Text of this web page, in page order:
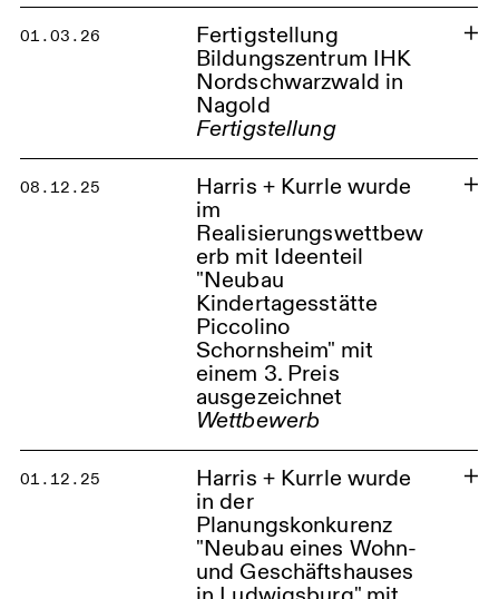
Rathaus Markt Mering
01.03.26
Fertigstellung
Bildungszentrum IHK
Nordschwarzwald in
Nagold
Fertigstellung
Bildungszentrum IHK Nagold
08.12.25
Harris + Kurrle wurde
im
Realisierungswettbew
erb mit Ideenteil
"Neubau
Kindertagesstätte
Piccolino
Schornsheim" mit
einem 3. Preis
ausgezeichnet
Wettbewerb
Kindertagesstätte Schornsheim
01.12.25
Harris + Kurrle wurde
in der
Planungskonkurenz
"Neubau eines Wohn-
und Geschäftshauses